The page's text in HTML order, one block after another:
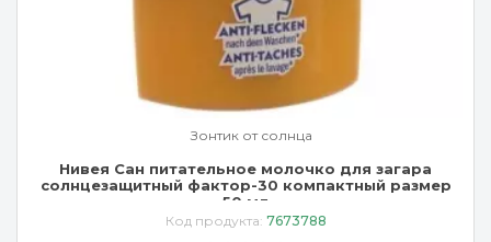
Зонтик от солнца
Нивея Сан питательное молочко для загара
солнцезащитный фактор-30 компактный размер
50 мл
Код продукта: 7673788